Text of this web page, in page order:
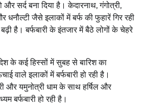
और सर्द बना दिया है। केदारनाथ, गंगोत्री,
धनौल्टी जैसे इलाकों में बर्फ की फुहारें गिर रही
है। बर्फबारी के इंतजार में बैठे लोगों के चेहरे
के कई हिस्सों में सुबह से बारिश का
वाले इलाकों में बर्फबारी हो रही है।
और यमुनोत्री धाम के साथ हर्षिल और
बर्फबारी हो रही है।